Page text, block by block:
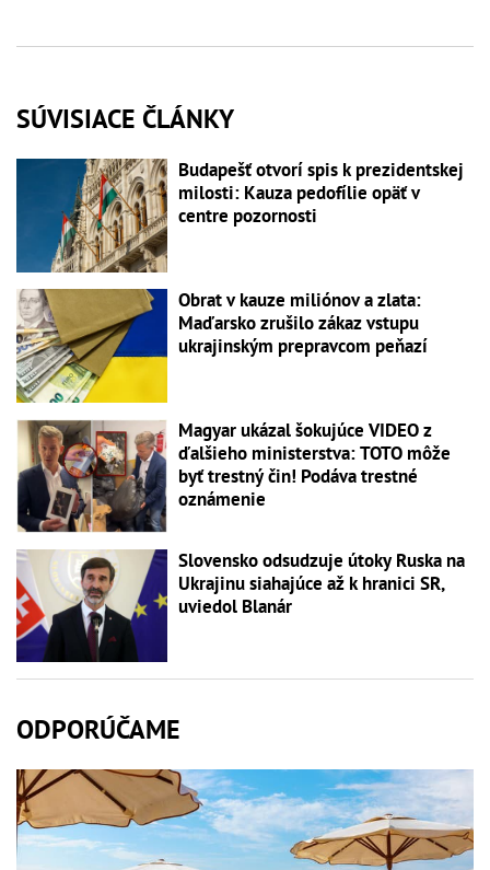
SÚVISIACE ČLÁNKY
Budapešť otvorí spis k prezidentskej
milosti: Kauza pedofílie opäť v
centre pozornosti
Obrat v kauze miliónov a zlata:
Maďarsko zrušilo zákaz vstupu
ukrajinským prepravcom peňazí
Magyar ukázal šokujúce VIDEO z
ďalšieho ministerstva: TOTO môže
byť trestný čin! Podáva trestné
oznámenie
Slovensko odsudzuje útoky Ruska na
Ukrajinu siahajúce až k hranici SR,
uviedol Blanár
ODPORÚČAME